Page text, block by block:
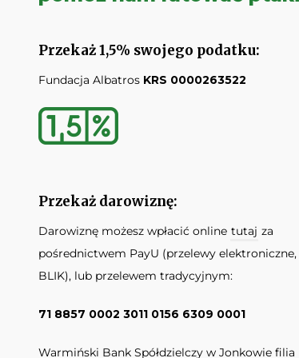
Przekaż 1,5% swojego podatku:
Fundacja Albatros KRS 0000263522
Przekaż darowiznę:
Darowiznę możesz wpłacić online tutaj za
pośrednictwem PayU (przelewy elektroniczne,
BLIK), lub przelewem tradycyjnym:
71 8857 0002 3011 0156 6309 0001
Warmiński Bank Spółdzielczy w Jonkowie filia